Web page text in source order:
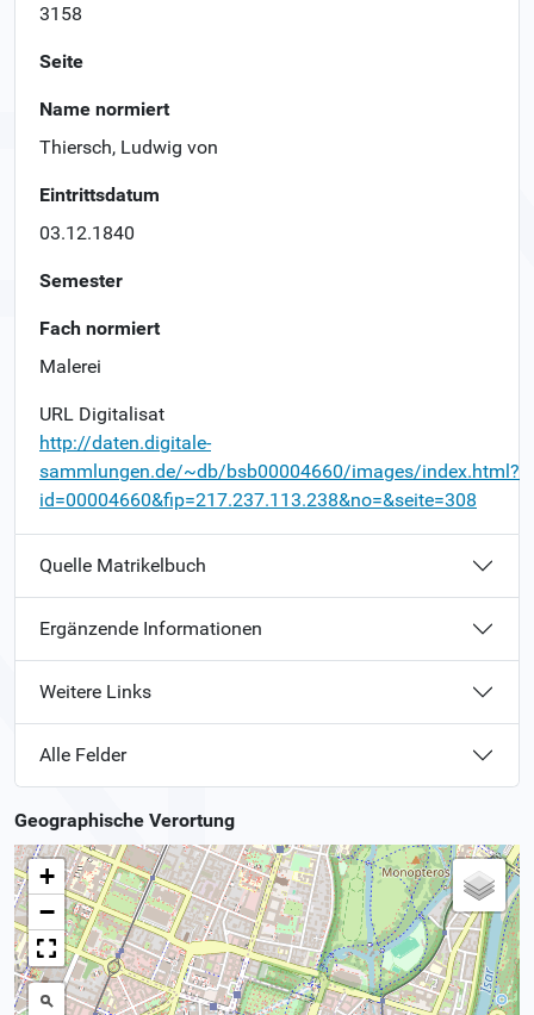
3158
Seite
Name normiert
Thiersch, Ludwig von
Eintrittsdatum
03.12.1840
Semester
Fach normiert
Malerei
URL Digitalisat
http://daten.digitale-
sammlungen.de/~db/bsb00004660/images/index.html?
id=00004660&fip=217.237.113.238&no=&seite=308
Quelle Matrikelbuch
Ergänzende Informationen
Weitere Links
Alle Felder
Geographische Verortung
+
−